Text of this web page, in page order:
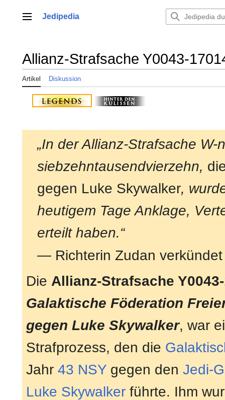
springenHauptmenü
Jedipedia
Allianz-Strafsache Y0043-
Artikel Diskussion
„In der Allianz-Strafsache W-
siebzehntausendvierzehn,
gegen Luke Skywalker,
heutigem Tage Anklage,
erteilt haben.“
— Richterin Zudan
Die Allianz-Strafsache
Galaktische Föderation
gegen Luke Skywalker, war
Strafprozess, den die
Jahr 43 NSY gegen den Jedi-
Luke Skywalker führte. Ihm